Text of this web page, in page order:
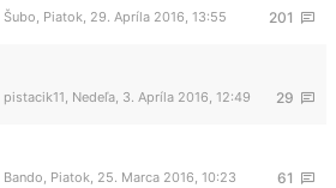
201
Šubo Piatok, 29. Apríla 2016, 13:55
29
pistacik11 Nedeľa, 3. Apríla 2016, 12:49
61
Bando Piatok, 25. Marca 2016, 10:23